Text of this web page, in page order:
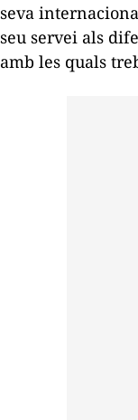
seva
seu servei als
amb les quals